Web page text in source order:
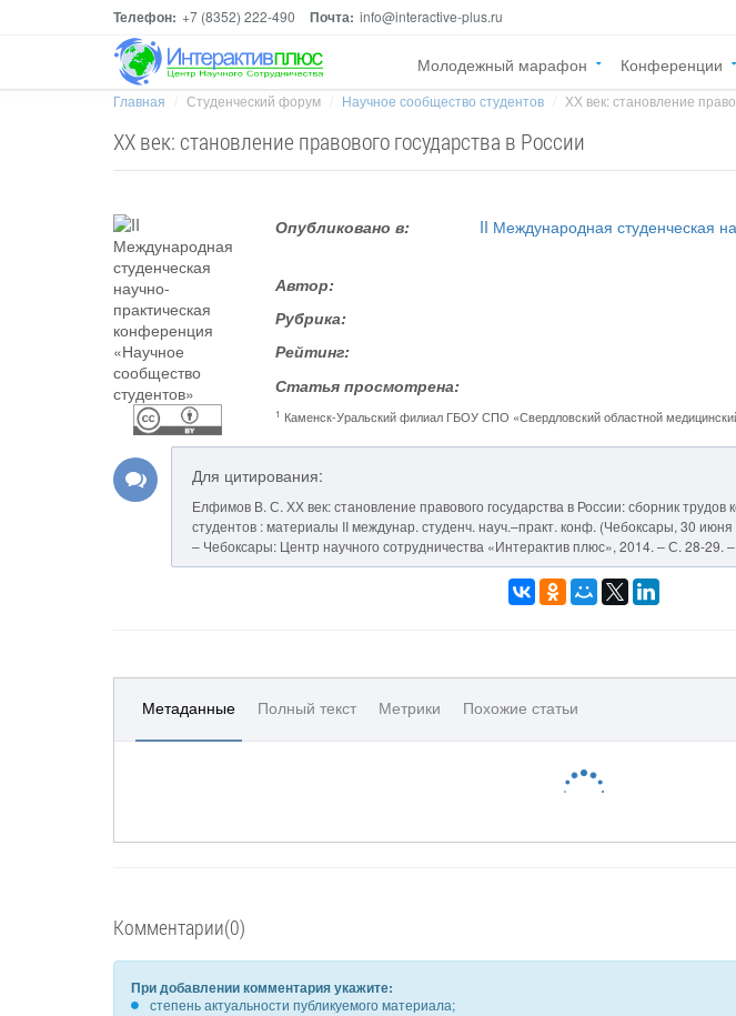
Телефон: +7 (8352) 222-490 Почта: info@interactive-plus.ru
Молодежный марафон Конференции
Главная Студенческий форум Научное сообщество студентов ХХ век: становление
ХХ век: становление правового государства в России
Опубликовано в:
II Международная студенческая
Автор:
Рубрика:
Рейтинг:
Статья просмотрена:
1 Каменск-Уральский филиал ГБОУ СПО «Свердловский областной
Для цитирования:
Елфимов В. С. ХХ век: становление правового государства в России: сборник
студентов : материалы II междунар. студенч. науч.–практ. конф. (Чебоксары, 30
– Чебоксары: Центр научного сотрудничества «Интерактив плюс», 2014. – С. 28-29.
Метаданные Полный текст Метрики Похожие статьи
Комментарии(0)
При добавлении комментария укажите:
степень актуальности публикуемого материала;